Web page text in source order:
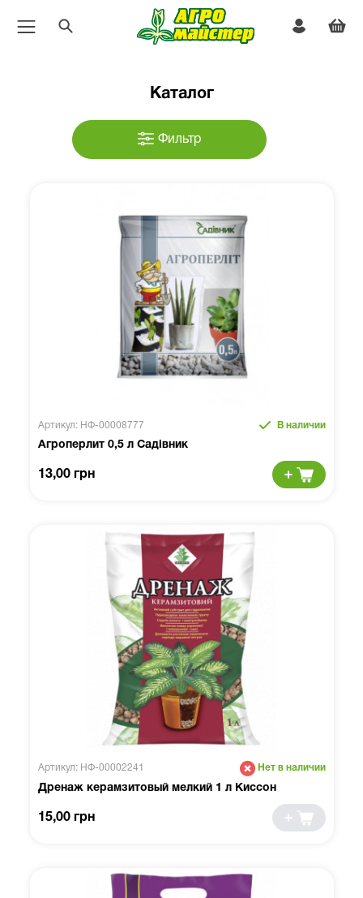
Каталог
Фильтр
Артикул: НФ-00008777 В наличии
Агроперлит 0,5 л Садівник
13,00 грн
Артикул: НФ-00002241 Нет в наличии
Дренаж керамзитовый мелкий 1 л Киссон
15,00 грн